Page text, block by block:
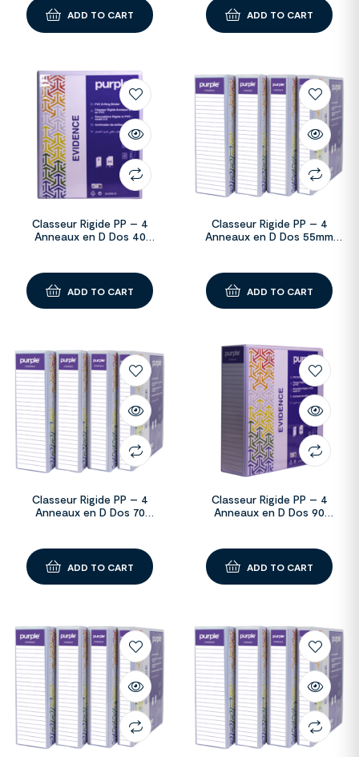
ADD TO CART ADD TO CART
Classeur Rigide PP – 4
Anneaux en D Dos 40
ADD TO CART
Classeur Rigide PP – 4
Anneaux en D Dos 55mm
ADD TO CART
Classeur Rigide PP – 4
Anneaux en D Dos 70
ADD TO CART
Classeur Rigide PP – 4
Anneaux en D Dos 90
ADD TO CART